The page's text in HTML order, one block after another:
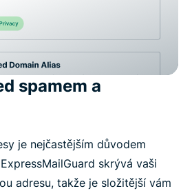
spamem a
je nejčastějším důvodem
skrývá vaši
adresu, takže je složitější vám